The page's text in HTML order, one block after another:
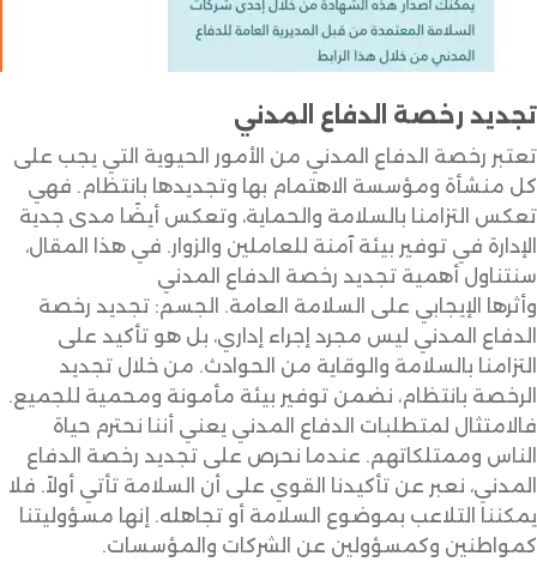
تجديد رخصة الدفاع المدني
تعتبر رخصة الدفاع المدني من الأمور الحيوية التي يجب على
كل منشأة ومؤسسة الاهتمام بها وتجديدها بانتظام. فهي
تعكس التزامنا بالسلامة والحماية، وتعكس أيضًا مدى جدية
الإدارة في توفير بيئة آمنة للعاملين والزوار. في هذا المقال،
سنتناول أهمية تجديد رخصة الدفاع المدني
وأثرها الإيجابي على السلامة العامة. الجسم: تجديد رخصة
الدفاع المدني ليس مجرد إجراء إداري، بل هو تأكيد على
التزامنا بالسلامة والوقاية من الحوادث. من خلال تجديد
الرخصة بانتظام، نضمن توفير بيئة مأمونة ومحمية للجميع.
فالامتثال لمتطلبات الدفاع المدني يعني أننا نحترم حياة
الناس وممتلكاتهم. عندما نحرص على تجديد رخصة الدفاع
المدني، نعبر عن تأكيدنا القوي على أن السلامة تأتي أولاً. فلا
يمكننا التلاعب بموضوع السلامة أو تجاهله. إنها مسؤوليتنا
كمواطنين وكمسؤولين عن الشركات والمؤسسات.